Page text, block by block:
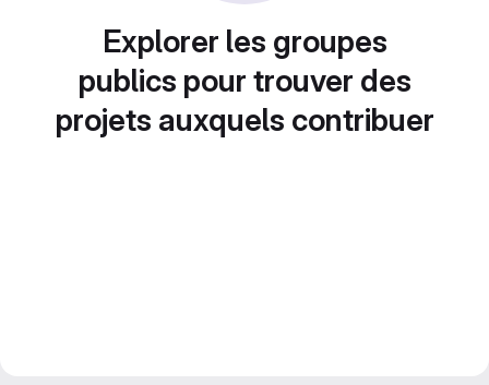
Explorer les groupes
publics pour trouver des
projets auxquels contribuer